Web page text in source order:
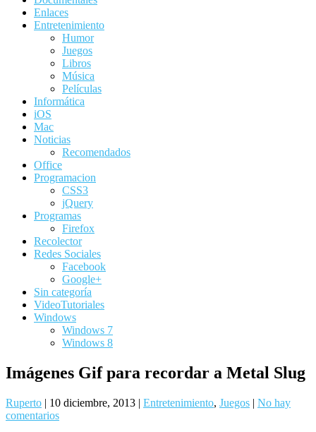
Enlaces
Entretenimiento
Humor
Juegos
Libros
Música
Películas
Informática
iOS
Mac
Noticias
Recomendados
Office
Programacion
CSS3
jQuery
Programas
Firefox
Recolector
Redes Sociales
Facebook
Google+
Sin categoría
VideoTutoriales
Windows
Windows 7
Windows 8
Imágenes Gif para recordar a Metal Slug
Ruperto | 10 diciembre, 2013 | Entretenimiento, Juegos | No hay
comentarios